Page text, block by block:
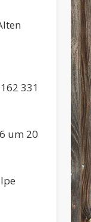
331
um 20